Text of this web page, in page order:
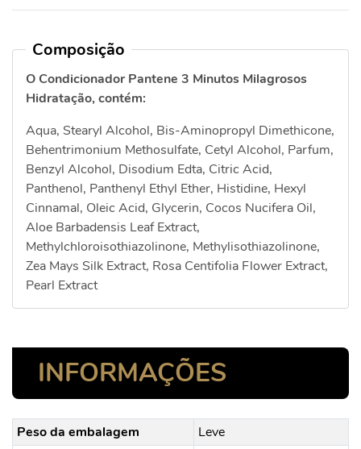
Composição
O Condicionador Pantene 3 Minutos Milagrosos
Hidratação, contém:
Aqua, Stearyl Alcohol, Bis-Aminopropyl Dimethicone,
Behentrimonium Methosulfate, Cetyl Alcohol, Parfum,
Benzyl Alcohol, Disodium Edta, Citric Acid,
Panthenol, Panthenyl Ethyl Ether, Histidine, Hexyl
Cinnamal, Oleic Acid, Glycerin, Cocos Nucifera Oil,
Aloe Barbadensis Leaf Extract,
Methylchloroisothiazolinone, Methylisothiazolinone,
Zea Mays Silk Extract, Rosa Centifolia Flower Extract,
Pearl Extract
INFORMAÇÕES
Peso da embalagem
Leve